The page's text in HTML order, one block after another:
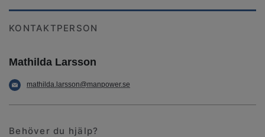
KONTAKTPERSON
Mathilda Larsson
mathilda.larsson@manpower.se
Behöver du hjälp?